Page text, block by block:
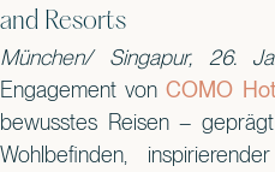
and Resorts
München/ Singapur, 26.
Engagement vonCOMO
bewusstes Reisen –
Wohlbefinden,